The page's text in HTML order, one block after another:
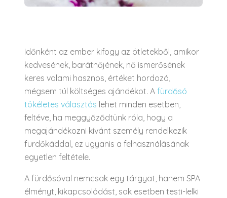
Időnként az ember kifogy az ötletekből, amikor
kedvesének, barátnőjének, nő ismerősének
keres valami hasznos, értéket hordozó,
mégsem túl költséges ajándékot. A fürdősó
tökéletes választás lehet minden esetben,
feltéve, ha meggyőződtünk róla, hogy a
megajándékozni kívánt személy rendelkezik
fürdőkáddal, ez ugyanis a felhasználásának
egyetlen feltétele.
A fürdősóval nemcsak egy tárgyat, hanem SPA
élményt, kikapcsolódást, sok esetben testi-lelki